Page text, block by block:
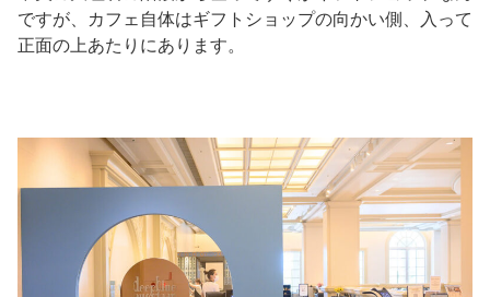
ですが、カフェ自体はギフトショップの向かい側、入って
正面の上あたりにあります。